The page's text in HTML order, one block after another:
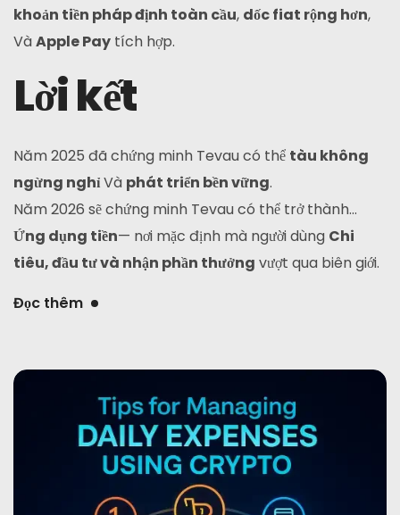
khoản tiền pháp định toàn cầu, dốc fiat rộng hơn,
VàApple Pay tích hợp.
Lời kết
Năm 2025 đã chứng minh Tevau có thể tàu không
ngừng nghỉVà phát triển bền vững.
Năm 2026 sẽ chứng minh Tevau có thể trở thành...
Ứng dụng tiền— nơi mặc định mà người dùng Chi
tiêu, đầu tư và nhận phần thưởng vượt qua biên giới.
Đọc thêm